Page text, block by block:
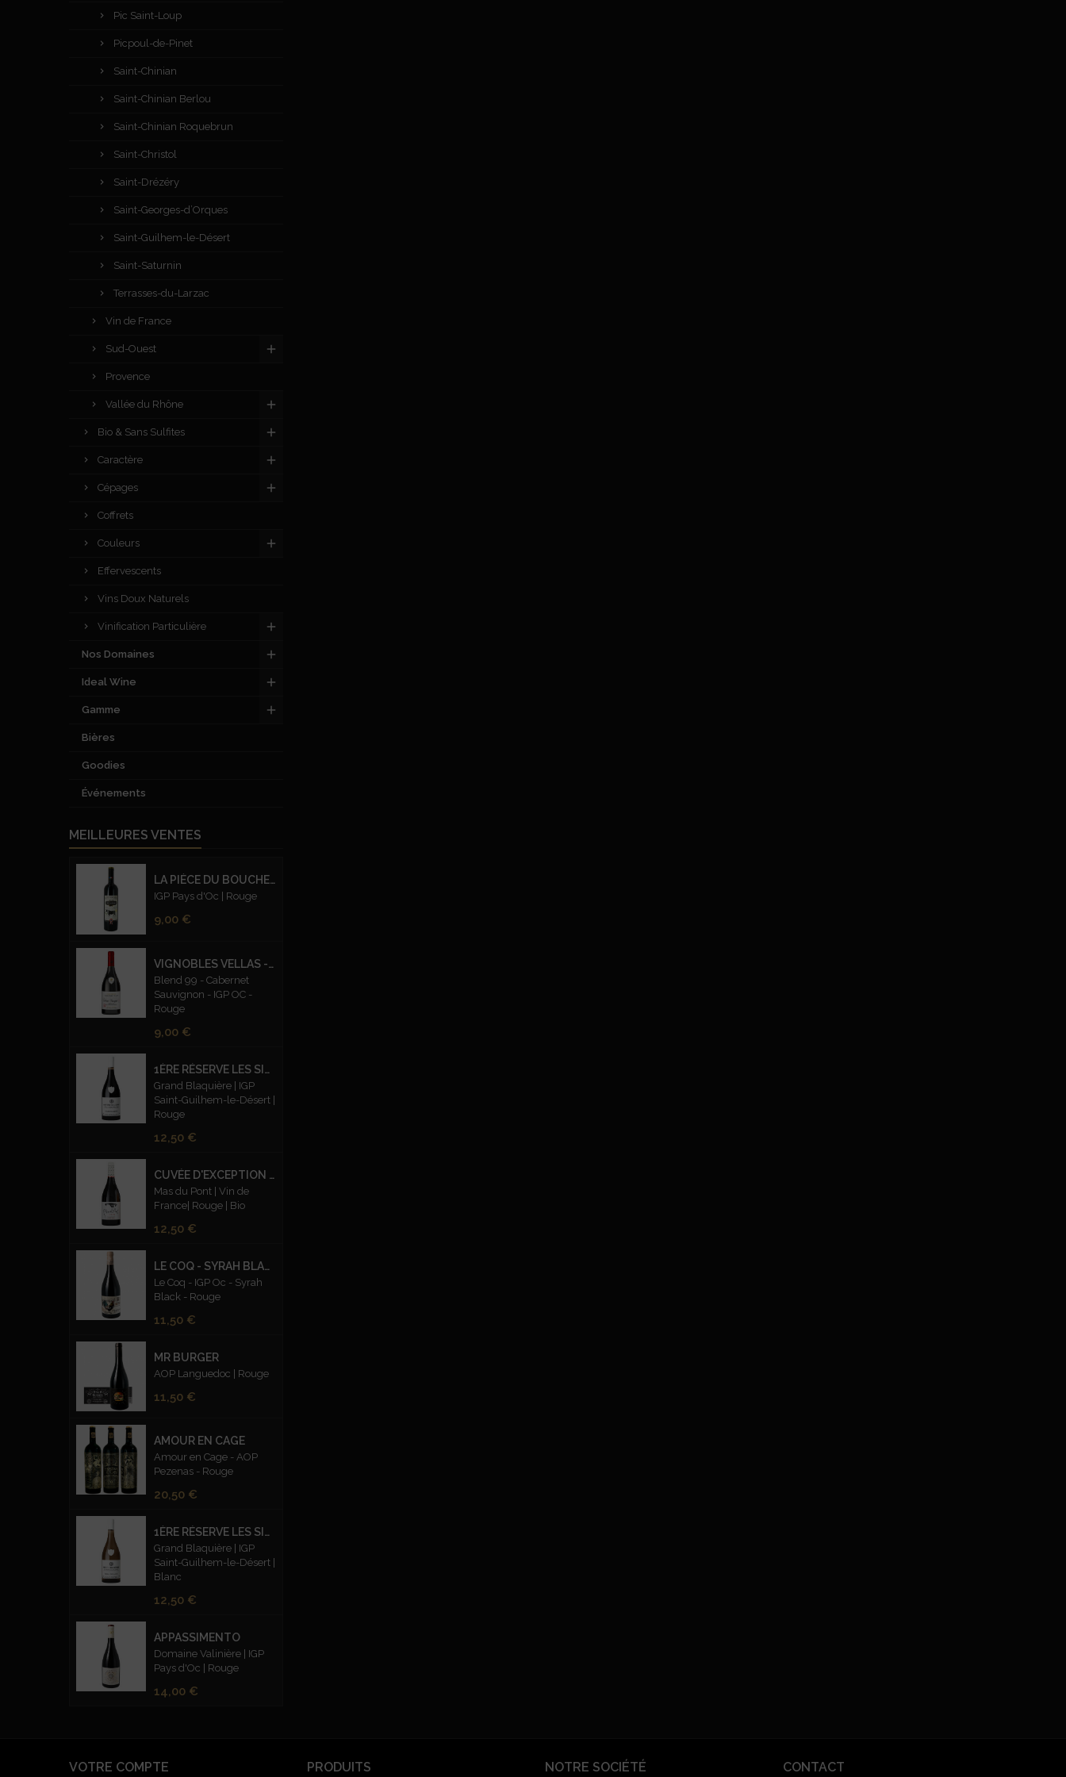
Pic Saint-Loup
Picpoul-de-Pinet
Saint-Chinian
Saint-Chinian Berlou
Saint-Chinian Roquebrun
Saint-Christol
Saint-Drézéry
Saint-Georges-d’Orques
Saint-Guilhem-le-Désert
Saint-Saturnin
Terrasses-du-Larzac
Vin de France
Sud-Ouest
Provence
Vallée du Rhône
Bio & Sans Sulfites
Caractère
Cépages
Coffrets
Couleurs
Effervescents
Vins Doux Naturels
Vinification Particulière
Nos Domaines
Ideal Wine
Gamme
Bières
Goodies
Événements
MEILLEURES VENTES
LA PIÈCE DU BOUCHER
IGP Pays d'Oc | Rouge
Prix
9,00 €
VIGNOBLES VELLAS - CUVEE PRESTIGE BLEND 99 CABERNET SAUVIGNON – ROUGE
Blend 99 - Cabernet
Sauvignon - IGP OC -
Rouge
Prix
9,00 €
1ÈRE RÉSERVE LES SILEX FUMÉS ROUGE
Grand Blaquière | IGP
Saint-Guilhem-le-Désert |
Rouge
Prix
12,50 €
CUVÉE D'EXCEPTION CARMIN - BIO
Mas du Pont | Vin de
France| Rouge | Bio
Prix
12,50 €
LE COQ - SYRAH BLACK ROUGE
Le Coq - IGP Oc - Syrah
Black - Rouge
Prix
11,50 €
MR BURGER
AOP Languedoc | Rouge
Prix
11,50 €
AMOUR EN CAGE
Amour en Cage - AOP
Pezenas - Rouge
Prix
20,50 €
1ÈRE RÉSERVE LES SILEX FUMÉS BLANC
Grand Blaquière | IGP
Saint-Guilhem-le-Désert |
Blanc
Prix
12,50 €
APPASSIMENTO
Domaine Valinière | IGP
Pays d'Oc | Rouge
Prix
14,00 €
VOTRE COMPTE PRODUITS NOTRE SOCIÉTÉ CONTACT